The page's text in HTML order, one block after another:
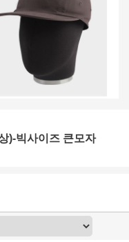
)-빅사이즈 큰모자